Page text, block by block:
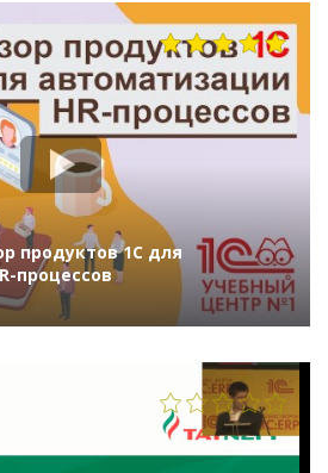
продуктов 1С для
процессов